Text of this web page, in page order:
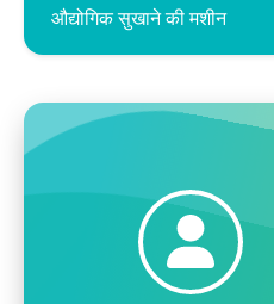
औद्योगिक सुखाने की मशीन